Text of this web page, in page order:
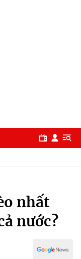
nhất
nước?